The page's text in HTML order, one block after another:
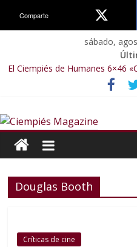
sábado,
El Ciempiés de Humanes 6×46
El Ciempiés de Humanes 6×50
final de la sexta temporada»
El Ciempiés de Humanes 6×48
El Ciempiés de Humanes 6×47
Douglas Booth
Críticas de cine
Comparte